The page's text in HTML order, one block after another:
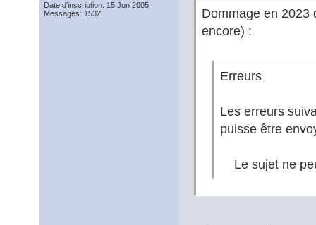
Date d'inscription: 15 Jun 2005
Messages: 1532
Dommage en 2023
encore) :
Erreurs
Les erreurs
puisse être
Le sujet ne